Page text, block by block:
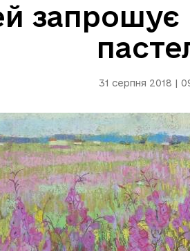
запрошує
31 серпня 2018 |